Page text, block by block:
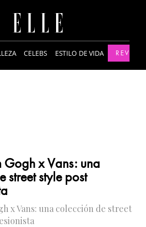
CELEBS ESTILO DE VIDA
Gogh x Vans: una
street style post
x Vans: una colección de street